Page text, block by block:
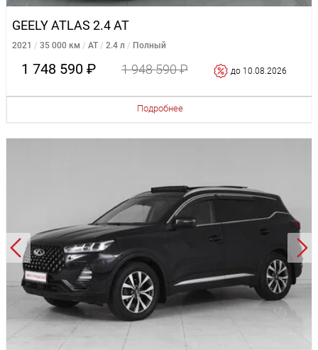
GEELY ATLAS 2.4 AT
2021 35 000 км AT 2.4 л Полный
1 748 590 ₽ 1 948 590 ₽ до 10.08.2026
Подробнее